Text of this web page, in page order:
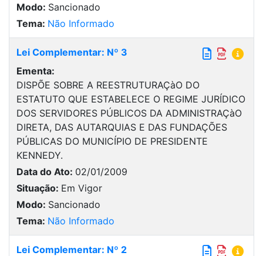
Modo: Sancionado
Tema: Não Informado
Lei Complementar: Nº 3
Ementa:
DISPÕE SOBRE A REESTRUTURAÇàO DO
ESTATUTO QUE ESTABELECE O REGIME JURÍDICO
DOS SERVIDORES PÚBLICOS DA ADMINISTRAÇàO
DIRETA, DAS AUTARQUIAS E DAS FUNDAÇÕES
PÚBLICAS DO MUNICÍPIO DE PRESIDENTE
KENNEDY.
Data do Ato: 02/01/2009
Situação: Em Vigor
Modo: Sancionado
Tema: Não Informado
Lei Complementar: Nº 2